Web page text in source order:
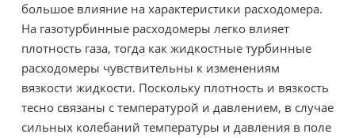
большое влияние на характеристики расходомера.
На газотурбинные расходомеры легко влияет
плотность газа, тогда как жидкостные турбинные
расходомеры чувствительны к изменениям
вязкости жидкости. Поскольку плотность и вязкость
тесно связаны с температурой и давлением, в случае
сильных колебаний температуры и давления в поле